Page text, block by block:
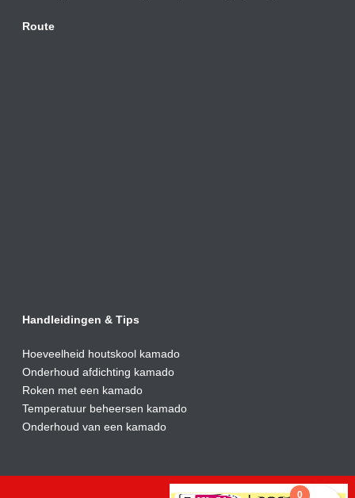
Route
Handleidingen & Tips
Hoeveelheid houtskool kamado
Onderhoud afdichting kamado
Roken met een kamado
Temperatuur beheersen kamado
Onderhoud van een kamado
0